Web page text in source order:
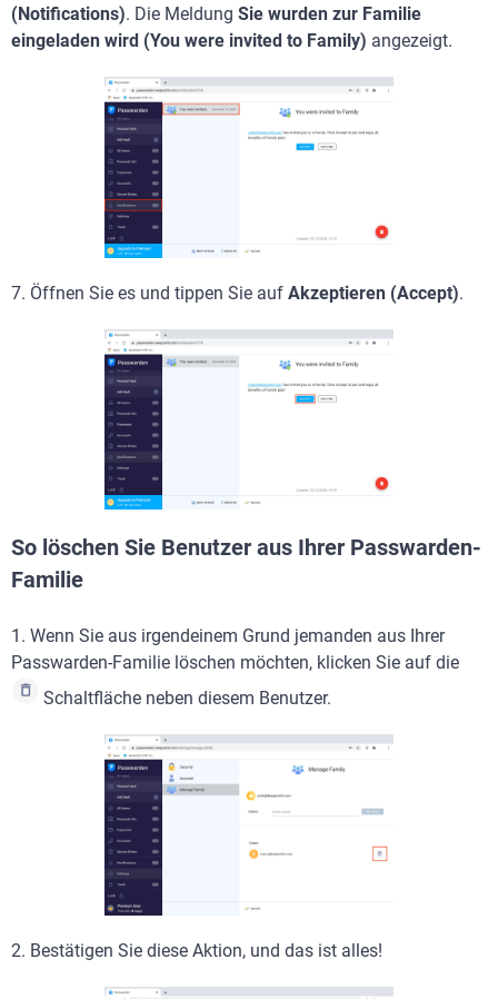
(Notifications). Die Meldung Sie wurden zur Familie
eingeladen wird (You were invited to Family) angezeigt.
7. Öffnen Sie es und tippen Sie auf Akzeptieren (Accept).
So löschen Sie Benutzer aus Ihrer Passwarden-
Familie
1. Wenn Sie aus irgendeinem Grund jemanden aus Ihrer
Passwarden-Familie löschen möchten, klicken Sie auf die
Schaltfläche neben diesem Benutzer.
2. Bestätigen Sie diese Aktion, und das ist alles!